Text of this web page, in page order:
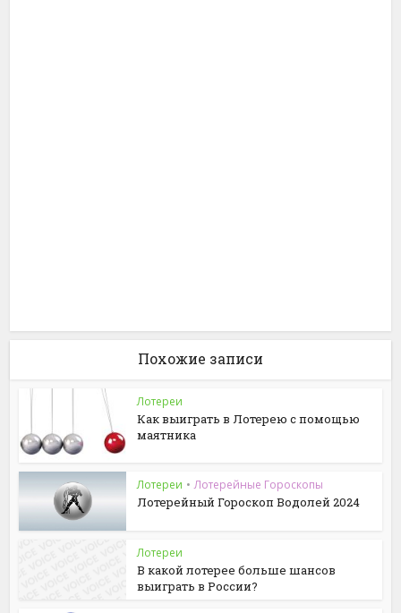
Похожие записи
Лотереи
Как выиграть в Лотерею с помощью
маятника
Лотереи • Лотерейные Гороскопы
Лотерейный Гороскоп Водолей 2024
Лотереи
В какой лотерее больше шансов
выиграть в России?